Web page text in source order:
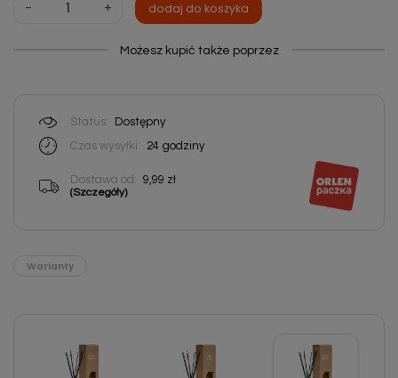
- + dodaj do koszyka
Możesz kupić także poprzez
Status:
Dostępny
Czas wysyłki:
24 godziny
Dostawa od: 9,99 zł
(Szczegóły)
Warianty